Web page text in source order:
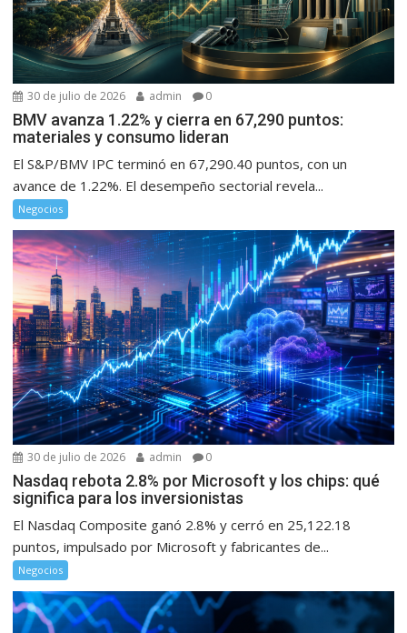
30 de julio de 2026 admin 0
BMV avanza 1.22% y cierra en 67,290 puntos:
materiales y consumo lideran
El S&P/BMV IPC terminó en 67,290.40 puntos, con un
avance de 1.22%. El desempeño sectorial revela...
Negocios
30 de julio de 2026 admin 0
Nasdaq rebota 2.8% por Microsoft y los chips: qué
significa para los inversionistas
El Nasdaq Composite ganó 2.8% y cerró en 25,122.18
puntos, impulsado por Microsoft y fabricantes de...
Negocios